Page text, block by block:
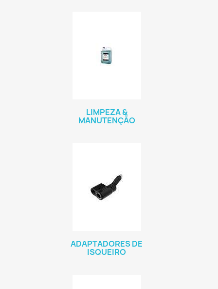
LIMPEZA &
MANUTENÇÃO
ADAPTADORES DE
ISQUEIRO